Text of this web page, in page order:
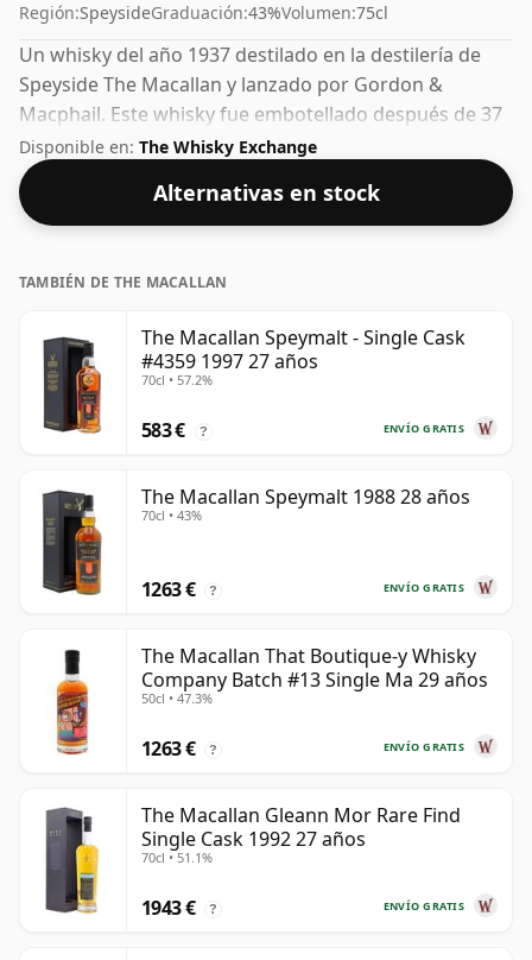
Región:SpeysideGraduación:43%Volumen:75cl
Un whisky del año 1937 destilado en la destilería de
Speyside The Macallan y lanzado por Gordon &
Macphail. Este whisky fue embotellado después de 37
años de maduración. Con un volumen de 43% ABV,
este whisky se embotella con una concentración
óptima para beber. Se disfruta solo o con una gota de
agua.
Disponible en: The Whisky Exchange
Alternativas en stock
TAMBIÉN DE THE MACALLAN
The Macallan Speymalt - Single Cask
#4359 1997 27 años
70cl • 57.2%
ENVÍO GRATIS
583 € ?
The Macallan Speymalt 1988 28 años
70cl • 43%
ENVÍO GRATIS
1263 € ?
The Macallan That Boutique-y Whisky
Company Batch #13 Single Ma 29 años
50cl • 47.3%
ENVÍO GRATIS
1263 € ?
The Macallan Gleann Mor Rare Find
Single Cask 1992 27 años
70cl • 51.1%
ENVÍO GRATIS
1943 € ?